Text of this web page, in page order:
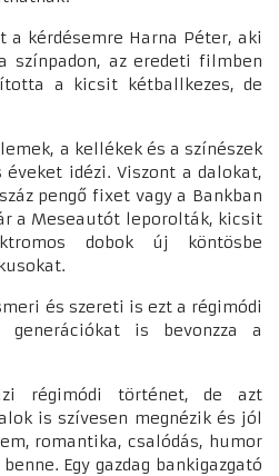
kérdésemre Harna Péter, aki
színpadon, az eredeti filmben
a kicsit kétballkezes, de
a kellékek és a színészek
idézi. Viszont a dalokat,
pengő fixet vagy a Bankban
a Meseautót leporolták, kicsit
dobok új köntösbe
és szereti is ezt a régimódi
is bevonzza a
régimódi történet, de azt
is szívesen megnézik és jól
romantika, csalódás, humor
Egy gazdag bankigazgató